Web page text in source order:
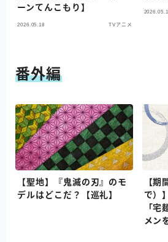
ーンてんこもり】
2026.05.18 TVアニメ
番外編
【聖地】『鬼滅の刃』のモ
デルはどこだ？【巡礼】
【
で）
「
メン